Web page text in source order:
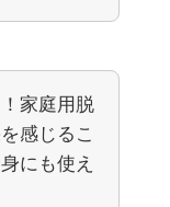
家庭用脱
感じるこ
にも使え